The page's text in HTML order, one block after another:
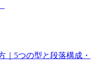
｜5つの型と段落構成・